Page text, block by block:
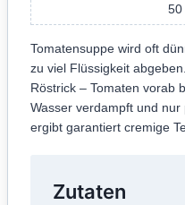
50
Tomatensuppe wird oft
zu viel Flüssigkeit
Röstrick – Tomaten vorab
Wasser verdampft und
ergibt garantiert cremige
Zutaten